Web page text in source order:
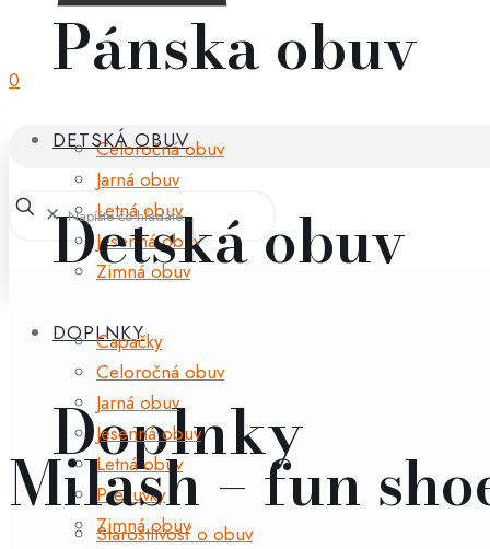
Pánska obuv
Celoročná obuv
Jarná obuv
Letná obuv
Jesenná obuv
Zimná obuv
DOPLNKY
Doplnky
Starostlivosť o obuv
0
DETSKÁ OBUV
Detská obuv
Capačky
Celoročná obuv
Jarná obuv
Jesenná obuv
Letná obuv
Prezuvky
Zimná obuv
✕
Milash – fun